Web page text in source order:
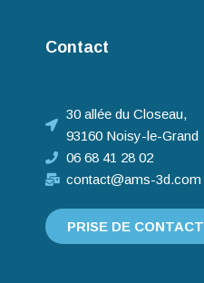
Contact
30 allée du Closeau,
93160 Noisy-le-Grand
06 68 41 28 02
contact@ams-3d.com
PRISE DE CONTACT